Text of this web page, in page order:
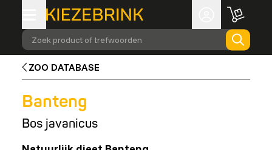
Zoek product of trefwoorden
ZOO DATABASE
Banteng
Bos javanicus